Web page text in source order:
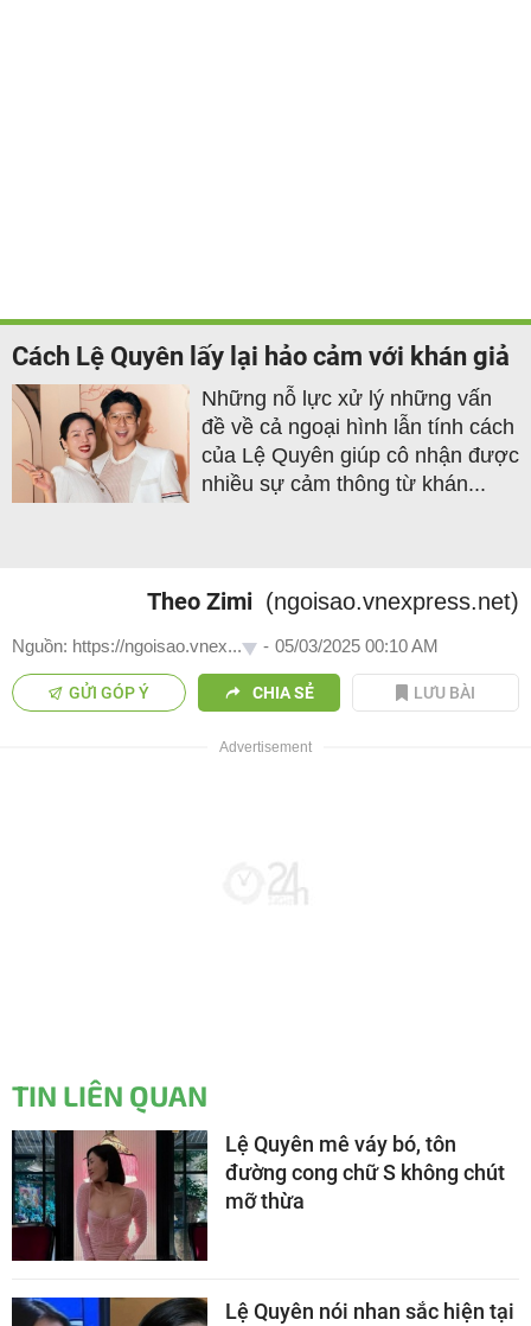
Cách Lệ Quyên lấy lại hảo cảm với khán giả
Những nỗ lực xử lý những vấn
đề về cả ngoại hình lẫn tính cách
của Lệ Quyên giúp cô nhận được
nhiều sự cảm thông từ khán...
Theo Zimi (ngoisao.vnexpress.net)
Nguồn: https://ngoisao.vnex... - 05/03/2025 00:10 AM
GỬI GÓP Ý CHIA SẺ LƯU BÀI
TIN LIÊN QUAN
Lệ Quyên mê váy bó, tôn
đường cong chữ S không chút
mỡ thừa
Lệ Quyên nói nhan sắc hiện tại